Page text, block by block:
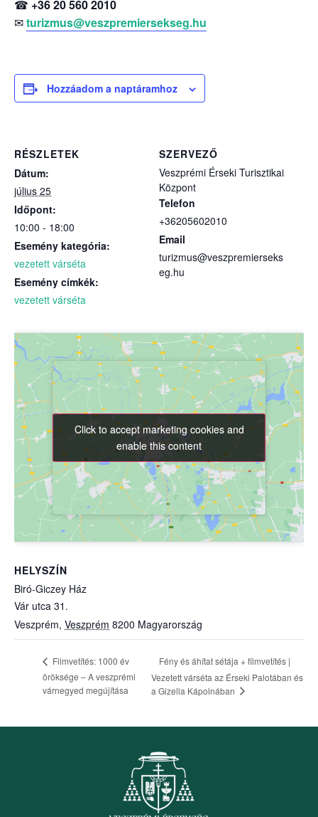
☎ +36 20 560 2010
✉turizmus@veszpremiersekseg.hu
Hozzáadom a naptáramhoz
RÉSZLETEK
Dátum:
július 25
Időpont:
10:00 - 18:00
Esemény kategória:
vezetett várséta
Esemény címkék:
vezetett várséta
SZERVEZŐ
Veszprémi Érseki Turisztikai
Központ
Telefon
+36205602010
Email
turizmus@veszpremierseks
eg.hu
HELYSZÍN
Biró-Giczey Ház
Vár utca 31.
Veszprém, Veszprém 8200 Magyarország
Click to accept marketing cookies and
enable this content
Click to accept marketing cookies and
enable this content
Filmvetítés: 1000 év
öröksége – A veszprémi
várnegyed megújítása
Fény és áhítat sétája + filmvetítés |
Vezetett várséta az Érseki Palotában és
a Gizella Kápolnában